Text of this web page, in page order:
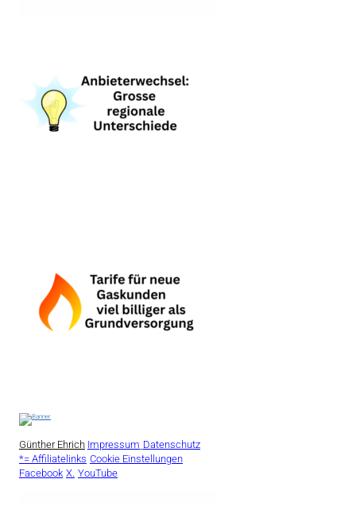
Günther Ehrich Impressum Datenschutz
*= Affiliatelinks Cookie Einstellungen
Facebook X. YouTube